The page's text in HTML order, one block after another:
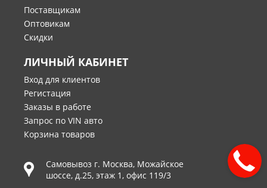
Поставщикам
Оптовикам
Скидки
ЛИЧНЫЙ КАБИНЕТ
Вход для клиентов
Регистация
Заказы в работе
Запрос по VIN авто
Корзина товаров
Самовывоз г. Москва, Можайское
шоссе, д.25, этаж 1, офис 119/3